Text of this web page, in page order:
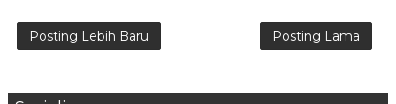
Posting Lebih Baru Posting Lama